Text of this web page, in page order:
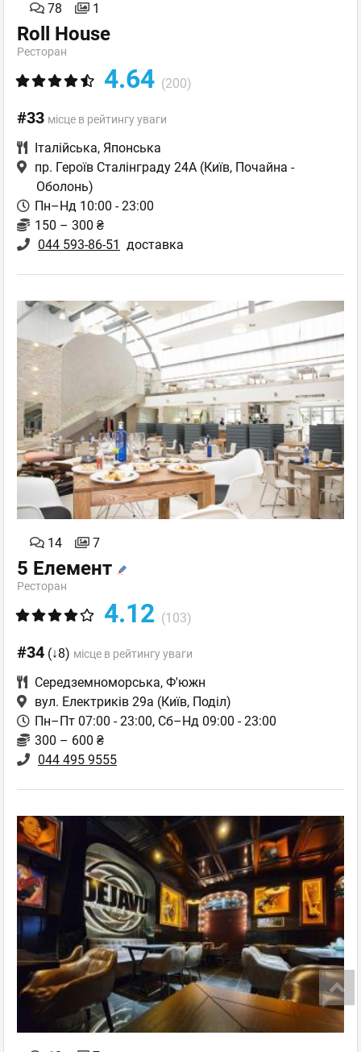
78 1
Roll House
Ресторан
4.64 (200)
#33 місце в рейтингу уваги
Італійська, Японська
пр. Героїв Сталінграду 24А (Київ, Почайна -
Оболонь)
Пн–Нд 10:00 - 23:00
150 – 300 ₴
044 593-86-51 доставка
14 7
5 Елемент
Ресторан
4.12 (103)
#34 (↓8) місце в рейтингу уваги
Середземноморська, Ф'южн
вул. Електриків 29а (Київ, Поділ)
Пн–Пт 07:00 - 23:00, Сб–Нд 09:00 - 23:00
300 – 600 ₴
044 495 9555